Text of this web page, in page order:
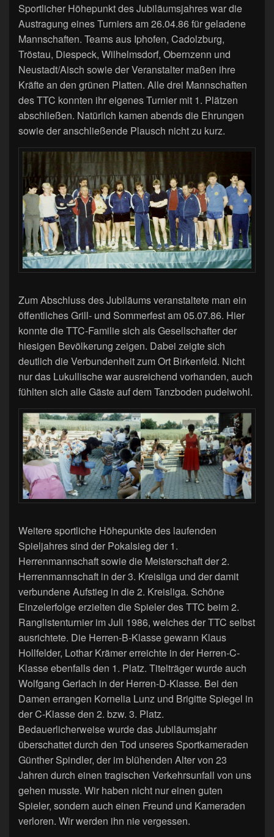
Sportlicher Höhepunkt des Jubiläumsjahres war die
Austragung eines Turniers am 26.04.86 für geladene
Mannschaften. Teams aus Iphofen, Cadolzburg,
Tröstau, Diespeck, Wilhelmsdorf, Obernzenn und
Neustadt/Aisch sowie der Veranstalter maßen ihre
Kräfte an den grünen Platten. Alle drei Mannschaften
des TTC konnten ihr eigenes Turnier mit 1. Plätzen
abschließen. Natürlich kamen abends die Ehrungen
sowie der anschließende Plausch nicht zu kurz.
Zum Abschluss des Jubiläums veranstaltete man ein
öffentliches Grill- und Sommerfest am 05.07.86. Hier
konnte die TTC-Familie sich als Gesellschafter der
hiesigen Bevölkerung zeigen. Dabei zeigte sich
deutlich die Verbundenheit zum Ort Birkenfeld. Nicht
nur das Lukullische war ausreichend vorhanden, auch
fühlten sich alle Gäste auf dem Tanzboden pudelwohl.
Weitere sportliche Höhepunkte des laufenden
Spieljahres sind der Pokalsieg der 1.
Herrenmannschaft sowie die Meisterschaft der 2.
Herrenmannschaft in der 3. Kreisliga und der damit
verbundene Aufstieg in die 2. Kreisliga. Schöne
Einzelerfolge erzielten die Spieler des TTC beim 2.
Ranglistenturnier im Juli 1986, welches der TTC selbst
ausrichtete. Die Herren-B-Klasse gewann Klaus
Hollfelder, Lothar Krämer erreichte in der Herren-C-
Klasse ebenfalls den 1. Platz. Titelträger wurde auch
Wolfgang Gerlach in der Herren-D-Klasse. Bei den
Damen errangen Kornelia Lunz und Brigitte Spiegel in
der C-Klasse den 2. bzw. 3. Platz.
Bedauerlicherweise wurde das Jubiläumsjahr
überschattet durch den Tod unseres Sportkameraden
Günther Spindler, der im blühenden Alter von 23
Jahren durch einen tragischen Verkehrsunfall von uns
gehen musste. Wir haben nicht nur einen guten
Spieler, sondern auch einen Freund und Kameraden
verloren. Wir werden ihn nie vergessen.